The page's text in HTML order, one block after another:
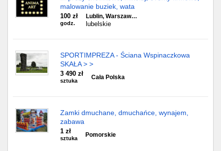
malowanie buziek, wata
100 zł
godz.
Lublin, Warszaw…
lubelskie
SPORTIMPREZA - Ściana Wspinaczkowa
SKAŁA > >
3 490 zł
sztuka
Cała Polska
Zamki dmuchane, dmuchańce, wynajem,
zabawa
1 zł
sztuka
Pomorskie